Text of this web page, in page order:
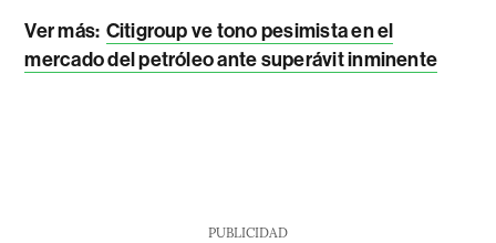
Ver más: Citigroup ve tono pesimista en el
mercado del petróleo ante superávit inminente
PUBLICIDAD